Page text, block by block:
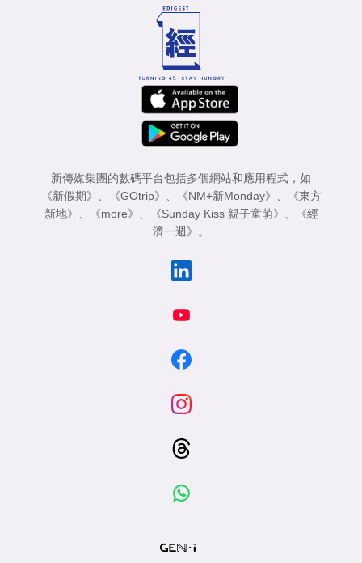
新傳媒集團的數碼平台包括多個網站和應用程式，如
《新假期》
《GOtrip》 《NM+新Monday》
《東方
新地》
《more》 《Sunday Kiss 親子童萌》
《經
濟一週》
。